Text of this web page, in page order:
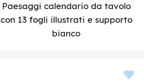
Paesaggi calendario da tavolo
con 13 fogli illustrati e supporto
bianco